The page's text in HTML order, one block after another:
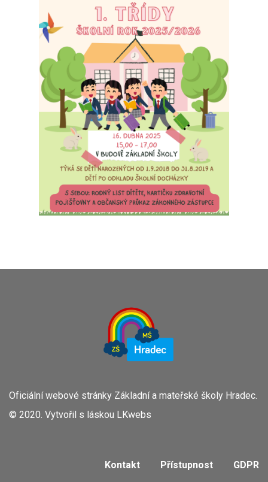
Oficiální webové stránky Základní a mateřské školy Hradec.
© 2020. Vytvořil s láskou LKwebs
Kontakt Přístupnost GDPR